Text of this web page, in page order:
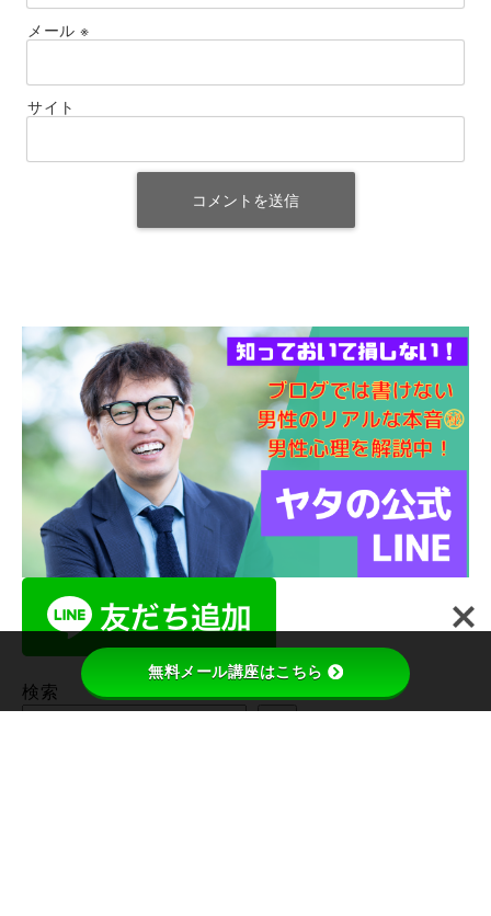
メール ※
サイト
検索
検索
無料メール講座はこちら